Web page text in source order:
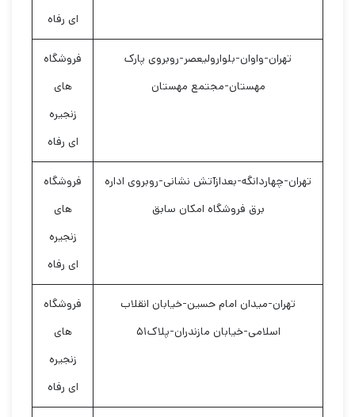
ای رفاه
تهران-واوان-بلوارولیعصر-روبروی پارک
مهستان-مجتمع مهستان
فروشگاه
های
زنجیره
ای رفاه
تهران-چهاردانگه-بعدازآتش نشانی-روبروی اداره
برق فروشگاه امکان سابق
فروشگاه
های
زنجیره
ای رفاه
تهران-میدان امام حسین-خیابان انقلاب
اسلامی-خیابان مازندران-پلاک۵۱
فروشگاه
های
زنجیره
ای رفاه